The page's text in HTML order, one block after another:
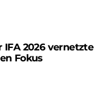
2026 vernetzte
Fokus